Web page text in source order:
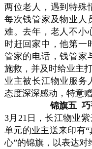
两位老人，遇到特殊
每次钱管家及物业人
难。去年，老人不小
时赶回家中，他第一
管家的电话，钱管家
施救，并及时给业主
业主被长江物业服务
态度深深感动，特意
锦旗五 巧
3月21日，长江物业
单元的业主送来印有
心”的锦旗，以表达对